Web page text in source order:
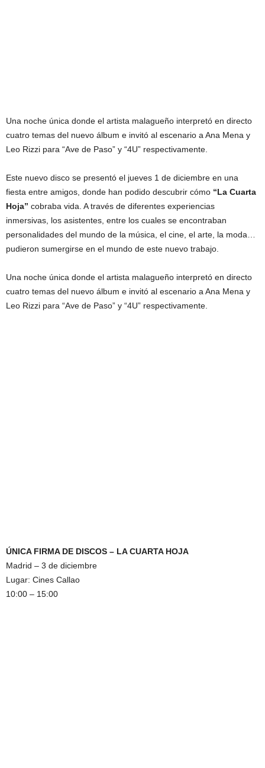
Una noche única donde el artista malagueño interpretó en directo
cuatro temas del nuevo álbum e invitó al escenario a Ana Mena y
Leo Rizzi para “Ave de Paso” y “4U” respectivamente.
Este nuevo disco se presentó el jueves 1 de diciembre en una
fiesta entre amigos, donde han podido descubrir cómo “La Cuarta
Hoja” cobraba vida. A través de diferentes experiencias
inmersivas, los asistentes, entre los cuales se encontraban
personalidades del mundo de la música, el cine, el arte, la moda…
pudieron sumergirse en el mundo de este nuevo trabajo.
Una noche única donde el artista malagueño interpretó en directo
cuatro temas del nuevo álbum e invitó al escenario a Ana Mena y
Leo Rizzi para “Ave de Paso” y “4U” respectivamente.
ÚNICA FIRMA DE DISCOS – LA CUARTA HOJA
Madrid – 3 de diciembre
Lugar: Cines Callao
10:00 – 15:00